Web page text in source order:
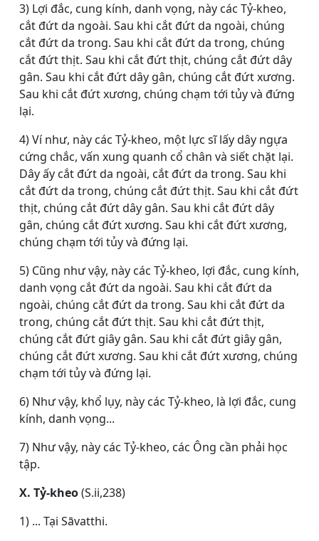
3) Lợi đắc, cung kính, danh vọng, này các Tỷ-kheo,
cắt đứt da ngoài. Sau khi cắt đứt da ngoài, chúng
cắt đứt da trong. Sau khi cắt đứt da trong, chúng
cắt đứt thịt. Sau khi cắt đứt thịt, chúng cắt đứt dây
gân. Sau khi cắt đứt dây gân, chúng cắt đứt xương.
Sau khi cắt đứt xương, chúng chạm tới tủy và đứng
lại.
4) Ví như, này các Tỷ-kheo, một lực sĩ lấy dây ngựa
cứng chắc, vấn xung quanh cổ chân và siết chặt lại.
Dây ấy cắt đứt da ngoài, cắt đứt da trong. Sau khi
cắt đứt da trong, chúng cắt đứt thịt. Sau khi cắt đứt
thịt, chúng cắt đứt dây gân. Sau khi cắt đứt dây
gân, chúng cắt đứt xương. Sau khi cắt đứt xương,
chúng chạm tới tủy và đứng lại.
5) Cũng như vậy, này các Tỷ-kheo, lợi đắc, cung kính,
danh vọng cắt đứt da ngoài. Sau khi cắt đứt da
ngoài, chúng cắt đứt da trong. Sau khi cắt đứt da
trong, chúng cắt đứt thịt. Sau khi cắt đứt thịt,
chúng cắt đứt giây gân. Sau khi cắt đứt giây gân,
chúng cắt đứt xương. Sau khi cắt đứt xương, chúng
chạm tới tủy và đứng lại.
6) Như vậy, khổ lụy, này các Tỷ-kheo, là lợi đắc, cung
kính, danh vọng...
7) Như vậy, này các Tỷ-kheo, các Ông cần phải học
tập.
X. Tỷ-kheo(S.ii,238)
1) ... Tại Sāvatthi.